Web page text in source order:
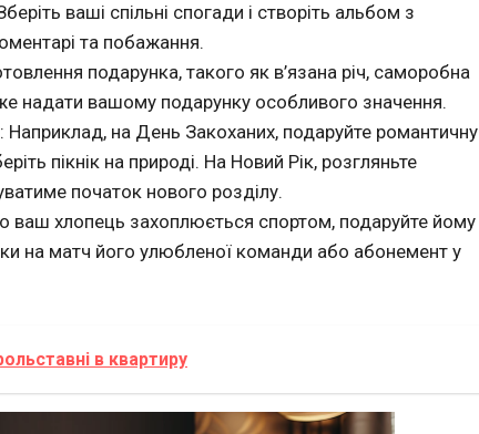
ваші спільні спогади і створіть альбом з
та побажання.
подарунка, такого як в’язана річ, саморобна
надати вашому подарунку особливого значення.
Наприклад, на День Закоханих, подаруйте романтичну
пікнік на природі. На Новий Рік, розгляньте
початок нового розділу.
ваш хлопець захоплюється спортом, подаруйте йому
на матч його улюбленої команди або абонемент у
в квартиру